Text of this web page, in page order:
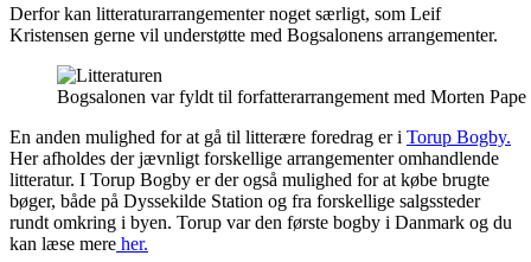
Derfor kan litteraturarrangementer noget særligt, som Leif
Kristensen gerne vil understøtte med Bogsalonens arrangementer.
Bogsalonen var fyldt til forfatterarrangement med Morten
En anden mulighed for at gå til litterære foredrag er i Torup Bogby.
Her afholdes der jævnligt forskellige arrangementer omhandlende
litteratur. I Torup Bogby er der også mulighed for at købe brugte
bøger, både på Dyssekilde Station og fra forskellige salgssteder
rundt omkring i byen. Torup var den første bogby i Danmark og du
kan læse mere her.